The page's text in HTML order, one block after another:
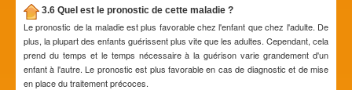
3.6 Quel est le pronostic de cette maladie ?
Le pronostic de la maladie est plus favorable chez l'enfant que chez l'adulte. De
plus, la plupart des enfants guérissent plus vite que les adultes. Cependant, cela
prend du temps et le temps nécessaire à la guérison varie grandement d'un
enfant à l'autre. Le pronostic est plus favorable en cas de diagnostic et de mise
en place du traitement précoces.